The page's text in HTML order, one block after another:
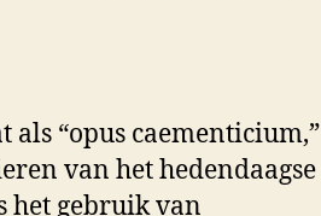
als “opus caementicium,”
van het hedendaagse
het gebruik van